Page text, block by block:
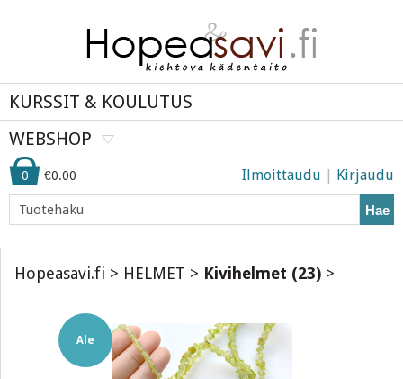
KURSSIT & KOULUTUS
WEBSHOP
Ilmoittaudu | Kirjaudu
0 €0.00
Hae
Hopeasavi.fi > HELMET > Kivihelmet (23) >
Ale